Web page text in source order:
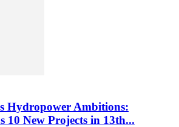
Hydropower Ambitions:
10 New Projects in 13th...